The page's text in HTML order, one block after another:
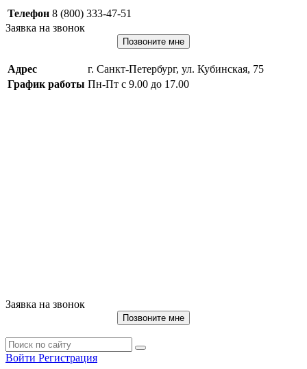
Телефон 8 (800) 333-47-51
Заявка на звонок
Позвоните мне
Адрес
г. Санкт-Петербург, ул. Кубинская, 75
График работы Пн-Пт с 9.00 до 17.00
Заявка на звонок
Позвоните мне
Войти Регистрация